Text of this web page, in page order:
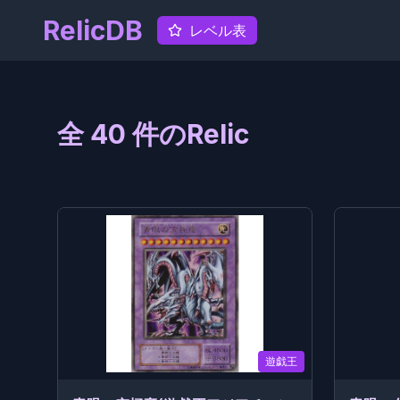
RelicDB レベル表
全40件のRelic
遊戯王